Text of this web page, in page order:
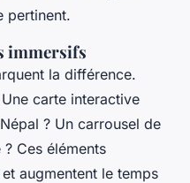
pertinent.
immersifs
la différence.
carte interactive
? Un carrousel de
Ces éléments
augmentent le temps